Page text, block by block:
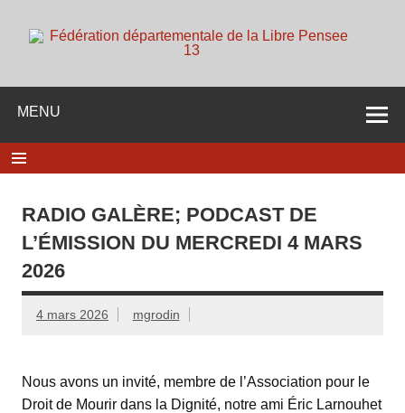
content
dieu ni maitre
MENU
RADIO GALÈRE; PODCAST DE
L’ÉMISSION DU MERCREDI 4 MARS
2026
4 mars 2026 mgrodin
Nous avons un invité, membre de l’Association pour le
Droit de Mourir dans la Dignité, notre ami Éric Larnouhet